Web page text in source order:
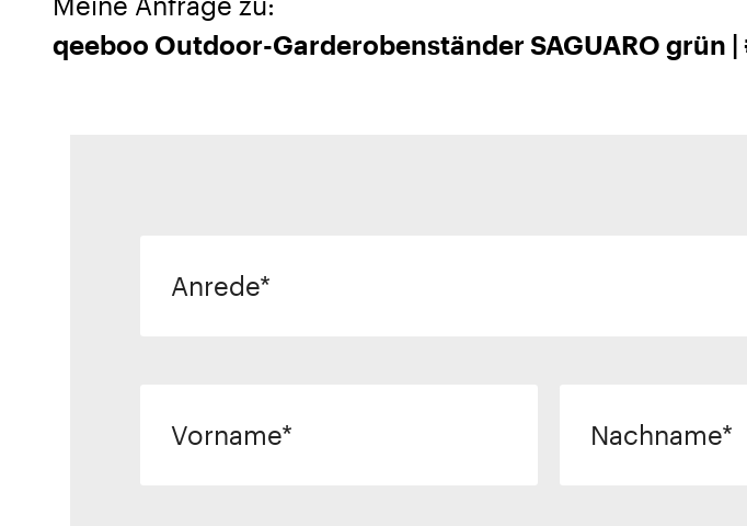
qeeboo Outdoor-Garderobenständer SAGUARO grün |
Anrede
Vorname Nachname